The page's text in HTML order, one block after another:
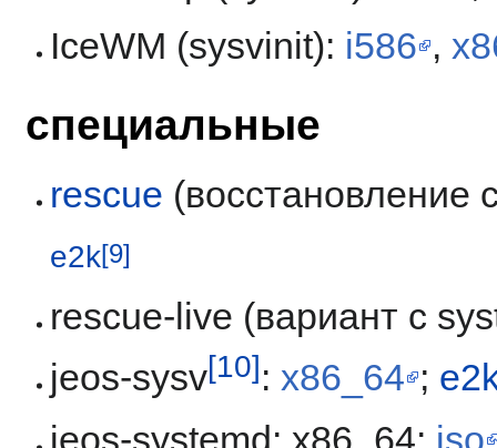
IceWM (sysvinit): i586 ,
специальные
rescue (восстановление
e2k[9]
rescue-live (вариант с
jeos-sysv[10]: x86_64 ;
jeos-systemd: x86_64: iso